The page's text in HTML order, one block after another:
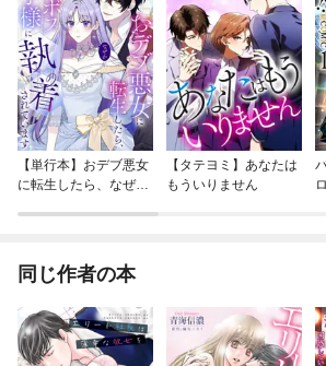
【単行本】おデブ悪女
に転生したら、なぜか
【タテヨミ】あなたは
もういりません
同じ作者の本